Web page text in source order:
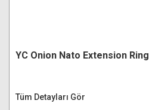
YC Onion Nato Extension Ring
Tüm Detayları Gör